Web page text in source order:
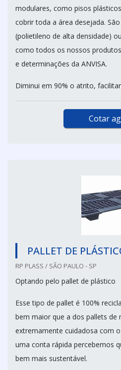
modulares, como pisos
cobrir toda a área desejada.
(polietileno de alta densidade)
como todos os nossos
e determinações da ANVISA.
Diminui em 90% o atrito,
Cotar
PALLET DE
RP PLASS / SÃO PAULO - SP
Optando pelo pallet de plástico
Esse tipo de pallet é 100%
bem maior que a dos pallets de
extremamente cuidadosa com
uma conta rápida percebemos
bem mais sustentável.